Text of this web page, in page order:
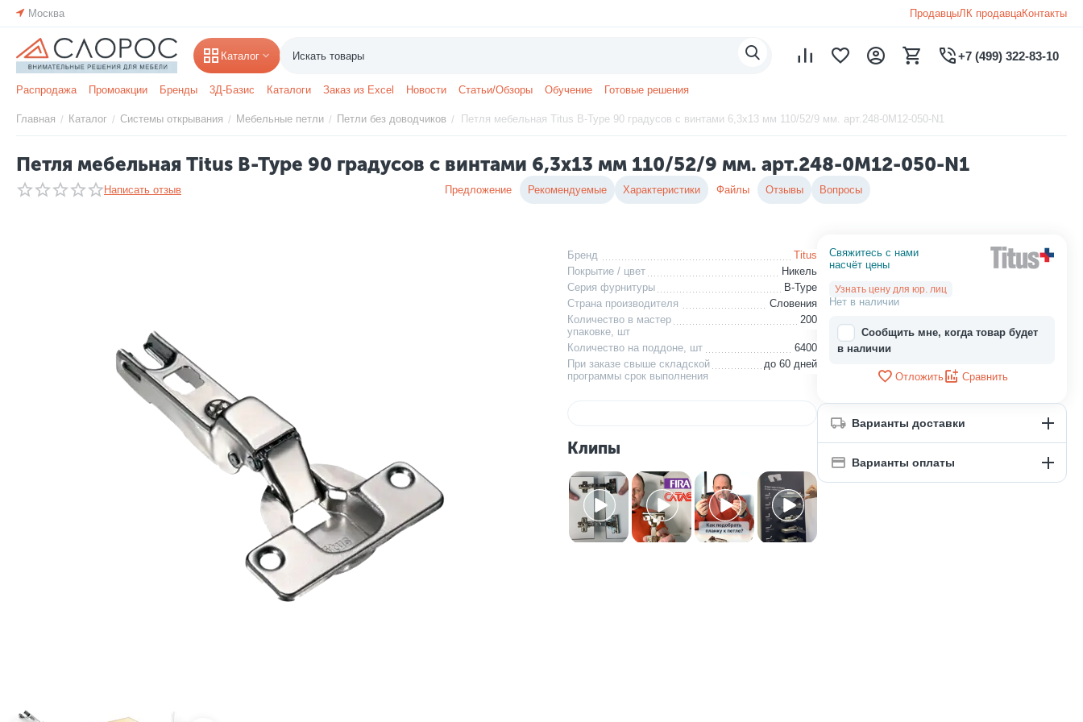
Москва ПродавцыЛК продавцаКонтакты
Каталог +7 (499) 322-83-10
Распродажа Промоакции Бренды 3Д-Базис Каталоги Заказ из Excel Новости Статьи/Обзоры Обучение Готовые решения
Главная / Каталог / Системы открывания / Мебельные петли / Петли без доводчиков / Петля мебельная Titus B-Type 90 градусов с винтами 6,3x13 мм 110/52/9 мм. арт.248-0M12-050-N1
Петля мебельная Titus B-Type 90 градусов с винтами 6,3x13 мм 110/52/9 мм. арт.248-0M12-050-N1
Написать отзыв Предложение Рекомендуемые Характеристики Файлы Отзывы Вопросы
Бренд
Titus
Покрытие / цвет
Никель
Серия фурнитуры
B-Type
Страна производителя
Словения
Количество в мастер
упаковке, шт
200
Количество на поддоне, шт
6400
При заказе свыше складской
программы срок выполнения
до 60 дней
Клипы
Свяжитесь с нами
насчёт цены
Узнать цену для юр. лиц
Нет в наличии
Сообщить мне, когда товар будет
в наличии
Отложить Сравнить
Варианты доставки
Варианты оплаты